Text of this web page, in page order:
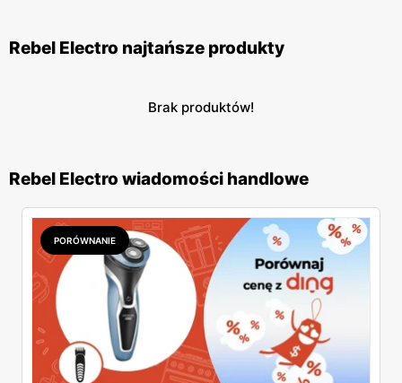
Rebel Electro najtańsze produkty
Brak produktów!
Rebel Electro wiadomości handlowe
PORÓWNANIE